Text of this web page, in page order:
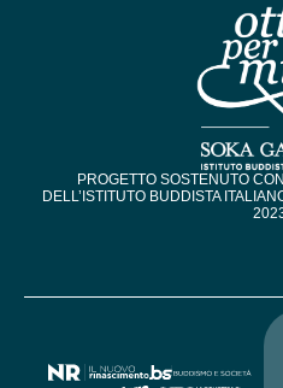
PROGETTO SOSTENUTO
DELL’ISTITUTO BUDDISTA